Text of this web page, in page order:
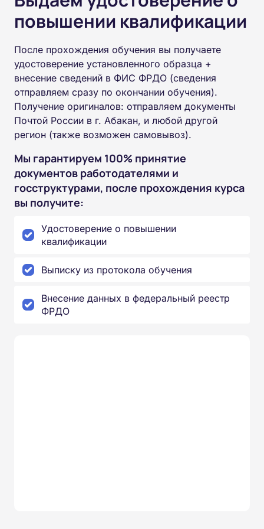
повышении квалификации
После прохождения обучения вы получаете
удостоверение установленного образца +
внесение сведений в ФИС ФРДО (сведения
отправляем сразу по окончании обучения).
Получение оригиналов: отправляем документы
Почтой России в г. Абакан, и любой другой
регион (также возможен самовывоз).
Мы гарантируем 100% принятие
документов работодателями и
госструктурами, после прохождения курса
вы получите:
Удостоверение о повышении
квалификации
Выписку из протокола обучения
Внесение данных в федеральный реестр
ФРДО